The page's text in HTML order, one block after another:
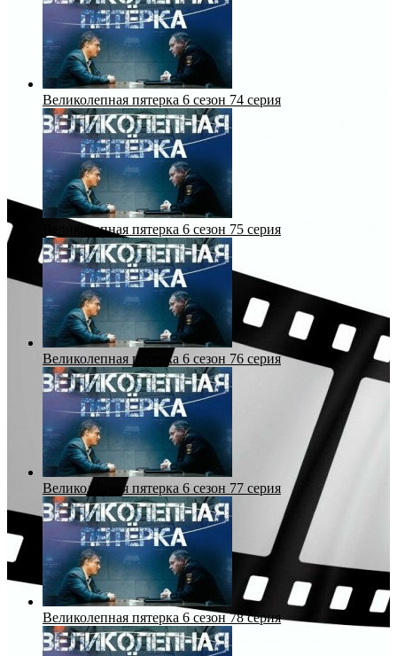
Великолепная пятерка 6 сезон 74 серия
Великолепная пятерка 6 сезон 75 серия
Великолепная пятерка 6 сезон 76 серия
Великолепная пятерка 6 сезон 77 серия
Великолепная пятерка 6 сезон 78 серия